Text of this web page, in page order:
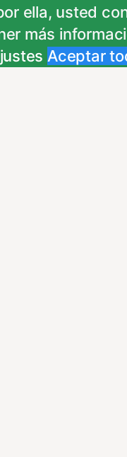
ella, usted
más
Aceptar